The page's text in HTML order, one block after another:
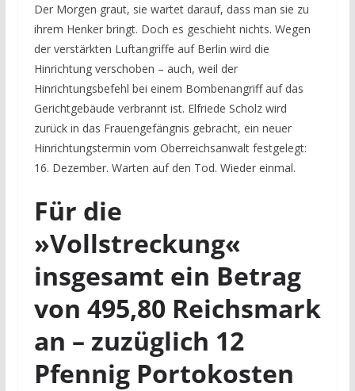
Der Morgen graut, sie wartet darauf, dass man sie zu
ihrem Henker bringt. Doch es geschieht nichts. Wegen
der verstärkten Luftangriffe auf Berlin wird die
Hinrichtung verschoben – auch, weil der
Hinrichtungsbefehl bei einem Bombenangriff auf das
Gerichtgebäude verbrannt ist. Elfriede Scholz wird
zurück in das Frauengefängnis gebracht, ein neuer
Hinrichtungstermin vom Oberreichsanwalt festgelegt:
16. Dezember. Warten auf den Tod. Wieder einmal.
Für die
»Vollstreckung«
insgesamt ein Betrag
von 495,80 Reichsmark
an – zuzüglich 12
Pfennig Portokosten